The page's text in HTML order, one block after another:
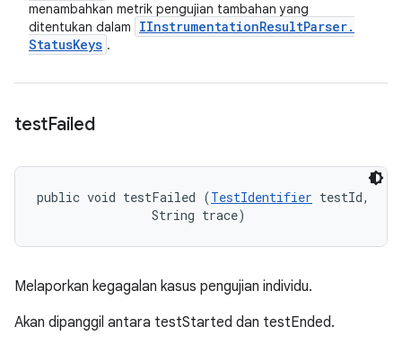
menambahkan metrik pengujian tambahan yang
ditentukan dalam
IInstrumentationResultParser.
StatusKeys .
testFailed
public void testFailed (TestIdentifier testId,
                String trace)
Melaporkan kegagalan kasus pengujian individu.
Akan dipanggil antara testStarted dan testEnded.